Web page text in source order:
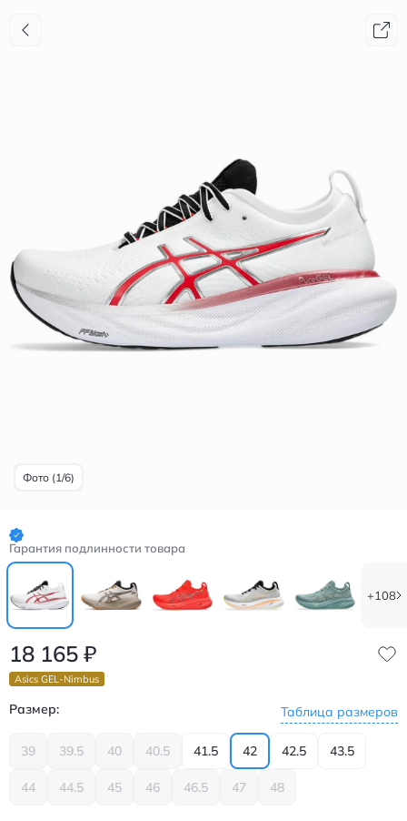
Фото (1/6)
Гарантия подлинности товара
+108
18 165 ₽
Asics GEL-Nimbus
Размер: Таблица размеров
39 39.5 40 40.5 41.5 42 42.5 43.5
44 44.5 45 46 46.5 47 48